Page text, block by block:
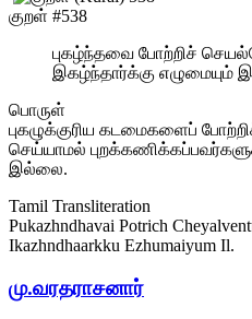
குறள் #538
புகழ்ந்தவை போற்றிச்
இகழ்ந்தார்க்கு எழுமையும்
பொருள்
புகழுக்குரிய கடமைகளைப்
செய்யாமல்
இல்லை.
Tamil Transliteration
Pukazhndhavai Potrich
Ikazhndhaarkku Ezhumaiyum Il.
மு.வரதராசனார்